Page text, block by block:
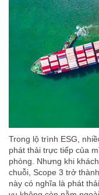
Trong lộ trình ESG,
phát thải trực tiếp của
phòng. Nhưng khi
chuỗi, Scope 3 trở
này có nghĩa là phát